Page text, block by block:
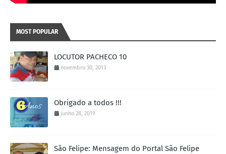
MOST POPULAR
LOCUTOR PACHECO 10
novembro 30, 2013
Obrigado a todos !!!
junho 28, 2019
São Felipe: Mensagem do Portal São Felipe